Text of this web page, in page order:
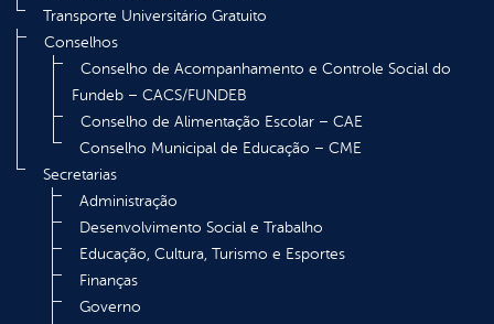
Transporte Universitário Gratuito
Conselhos
Conselho de Acompanhamento e Controle Social do
Fundeb – CACS/FUNDEB
Conselho de Alimentação Escolar – CAE
Conselho Municipal de Educação – CME
Secretarias
Administração
Desenvolvimento Social e Trabalho
Educação, Cultura, Turismo e Esportes
Finanças
Governo